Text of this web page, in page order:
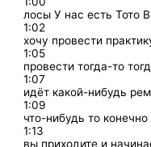
лосы У нас есть Тото
1:02
хочу провести
1:05
провести тогда-то
1:07
идёт какой-нибудь
1:09
что-нибудь то
1:13
вы приходите и